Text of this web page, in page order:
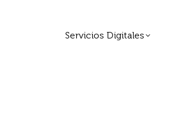
Servicios Digitales